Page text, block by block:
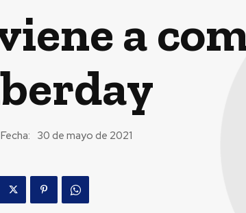
a
Fecha: 30 de mayo de 2021